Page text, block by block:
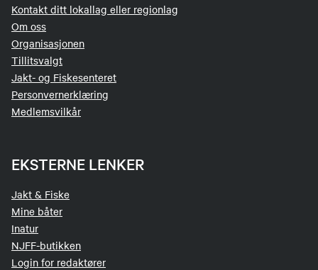
Kontakt ditt lokallag eller regionlag
Om oss
Organisasjonen
Tillitsvalgt
Jakt- og Fiskesenteret
Personvernerklæring
Medlemsvilkår
EKSTERNE LENKER
Jakt & Fiske
Mine båter
Inatur
NJFF-butikken
Login for redaktører